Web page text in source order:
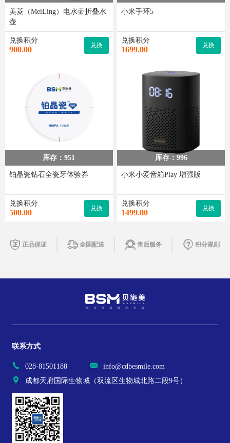
美菱（MeiLing）电水壶折叠水
壶
兑换积分
900.00
兑换
小米手环5
兑换积分
1699.00
兑换
库存：951
铂晶瓷钻石全瓷牙体验券
兑换积分
500.00
兑换
库存： 996
小米小爱音箱Play 增强版
兑换积分
1499.00
兑换
正品保证 全国配送 售后服务 积分规则
联系方式
028-81501188
info@cdbesmile.com
成都天府国际生物城（双流区生物城北路二段9号）